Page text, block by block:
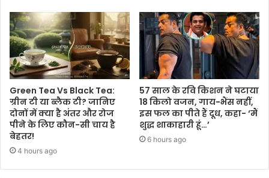
Green Tea Vs Black Tea:
ग्रीन टी या ब्लैक टी? जानिए
दोनों में क्या है अंतर और रोज
पीने के लिए कौन-सी चाय है
बेहतर!
4 hours ago
57 साल के रवि किशन ने घटाया
18 किलो वजन, गाय-भैंस नहीं,
इस फल का पीते हैं दूध, कहा- ‘मैं
शुद्ध शाकाहारी हूं…’
6 hours ago